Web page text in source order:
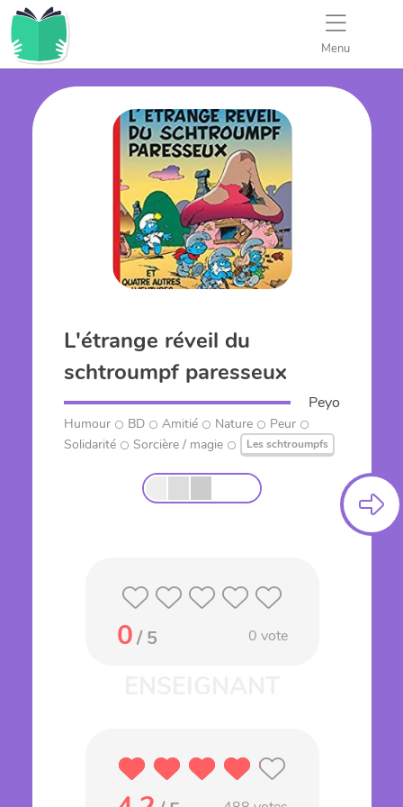
Menu
L'étrange réveil du
schtroumpf paresseux
Peyo
Humour BD Amitié Nature
Peur
Solidarité
Sorcière / magie Les schtroumpfs
0/ 5 0 vote